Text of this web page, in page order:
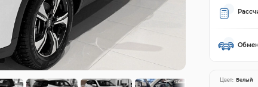
Цвет: Белый